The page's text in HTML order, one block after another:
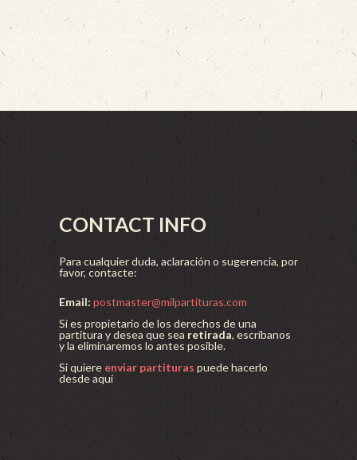
CONTACT INFO
Para cualquier duda, aclaración o sugerencia, por
favor, contacte:
Email: postmaster@milpartituras.com
Si es propietario de los derechos de una
partitura y desea que sea retirada, escríbanos
y la eliminaremos lo antes posible.
Si quiere enviar partituras puede hacerlo
desde aquí